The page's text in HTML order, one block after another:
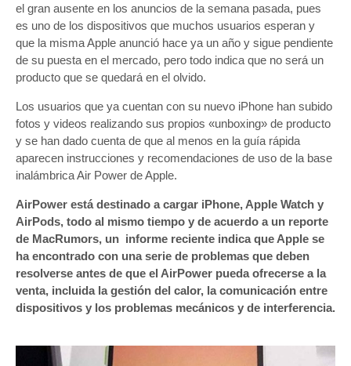
y
Xs
Max
incluyen
instructivo
cargador
inalámbrico
Air
Power
de
el gran ausente en los anuncios de la semana pasada, pues
es uno de los dispositivos que muchos usuarios esperan y
que la misma Apple anunció hace ya un año y sigue pendiente
de su puesta en el mercado, pero todo indica que no será un
producto que se quedará en el olvido.
Los usuarios que ya cuentan con su nuevo iPhone han subido
fotos y videos realizando sus propios «unboxing» de producto
y se han dado cuenta de que al menos en la guía rápida
aparecen instrucciones y recomendaciones de uso de la base
inalámbrica Air Power de Apple.
AirPower está destinado a cargar iPhone, Apple Watch y
AirPods, todo al mismo tiempo y de acuerdo a un reporte
de MacRumors, un informe reciente indica que Apple se
ha encontrado con una serie de problemas que deben
resolverse antes de que el AirPower pueda ofrecerse a la
venta, incluida la gestión del calor, la comunicación entre
dispositivos y los problemas mecánicos y de interferencia.